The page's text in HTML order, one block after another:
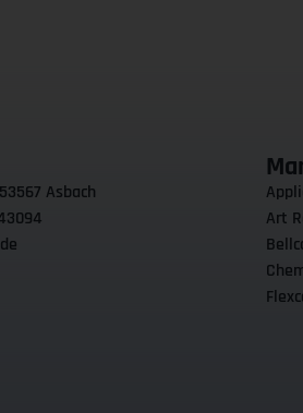
Asbach
Art